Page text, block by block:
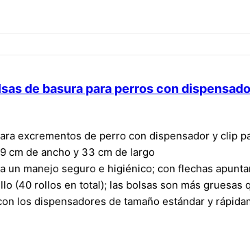
de basura para perros con
excrementos de perro con dispensador y clip
cm de ancho y 33 cm de largo
un manejo seguro e higiénico; con flechas
(40 rollos en total); las bolsas son más
los dispensadores de tamaño estándar y